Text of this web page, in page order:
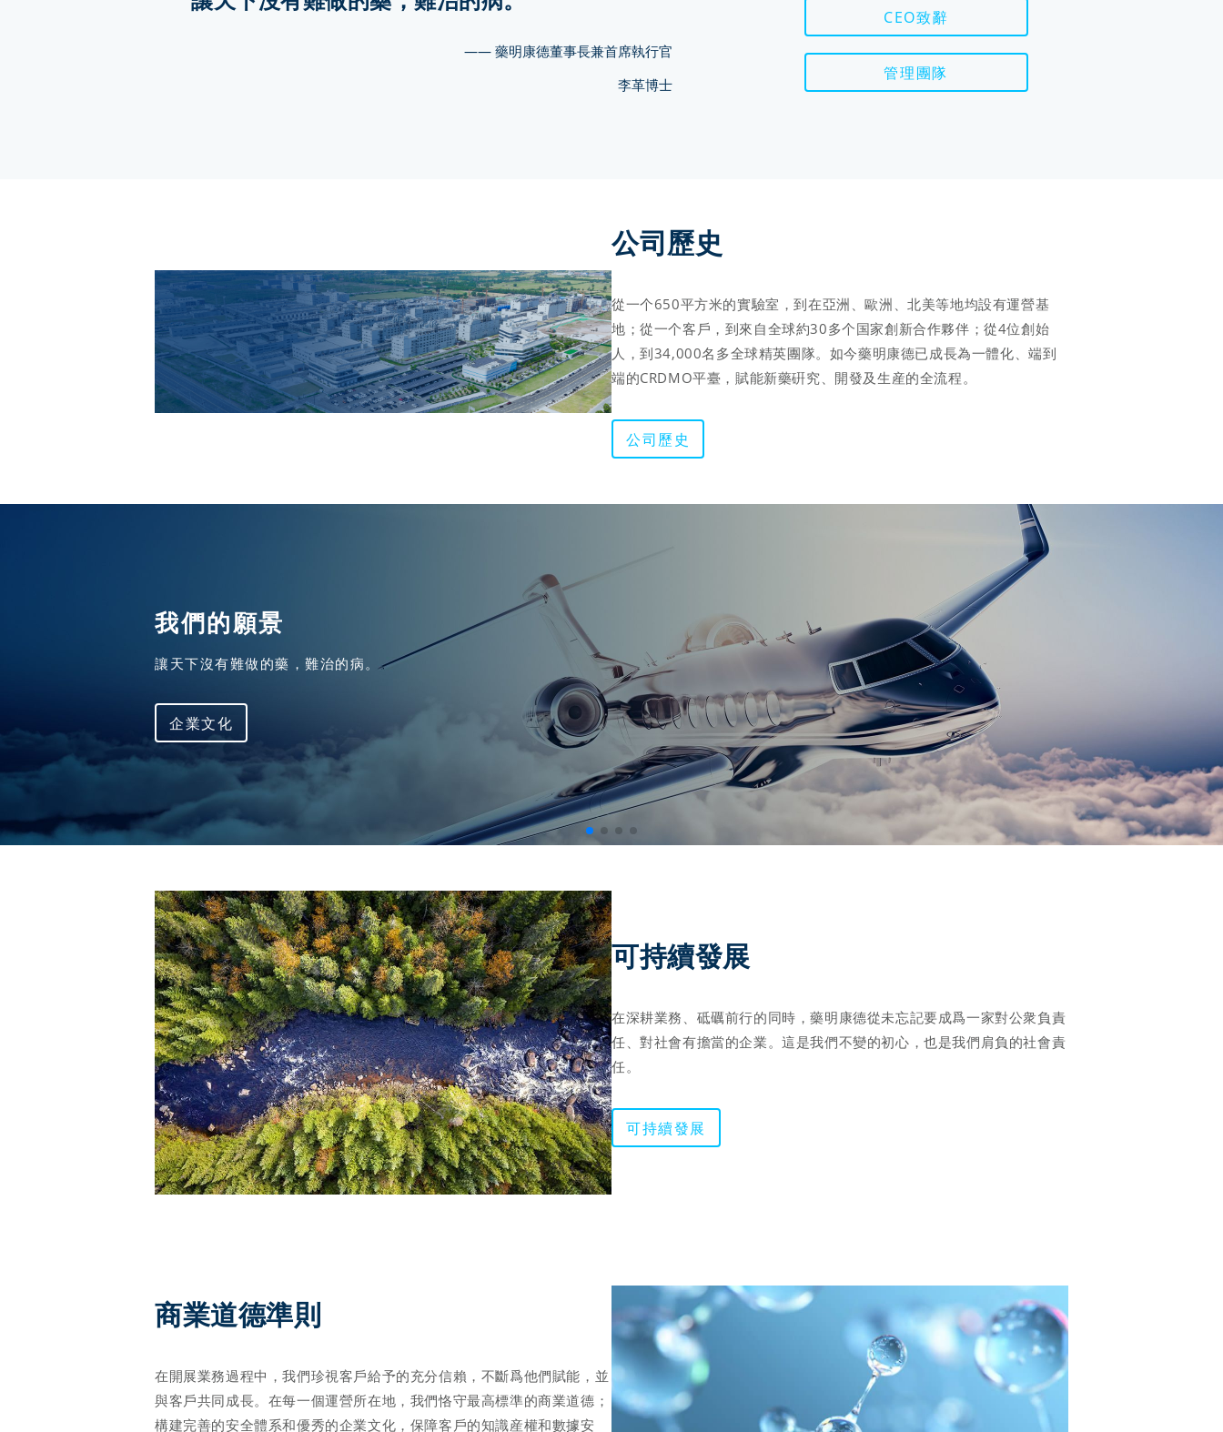
—— 藥明康德董事長兼首席執行官
李革博士
CEO致辭
管理團隊
公司歷史
從一个650平方米的實驗室，到在亞洲、歐洲、北美等地均設有運營基
地；從一个客戶，到來自全球約30多个国家創新合作夥伴；從4位創始
人，到34,000名多全球精英團隊。如今藥明康德已成長為一體化、端到
端的CRDMO平臺，賦能新藥硏究、開發及生産的全流程。
公司歷史
我們的願景
讓天下沒有難做的藥，難治的病。
企業文化
可持續發展
在深耕業務、砥礪前行的同時，藥明康德從未忘記要成爲一家對公衆負責
任、對社會有擔當的企業。這是我們不變的初心，也是我們肩負的社會責
任。
可持續發展
商業道德準則
在開展業務過程中，我們珍視客戶給予的充分信賴，不斷爲他們賦能，並
與客戶共同成長。在每一個運營所在地，我們恪守最高標準的商業道德；
構建完善的安全體系和優秀的企業文化，保障客戶的知識産權和數據安